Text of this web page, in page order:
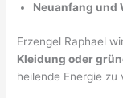
Neuanfang und
Erzengel Raphael
Kleidung oder
heilende Energie zu